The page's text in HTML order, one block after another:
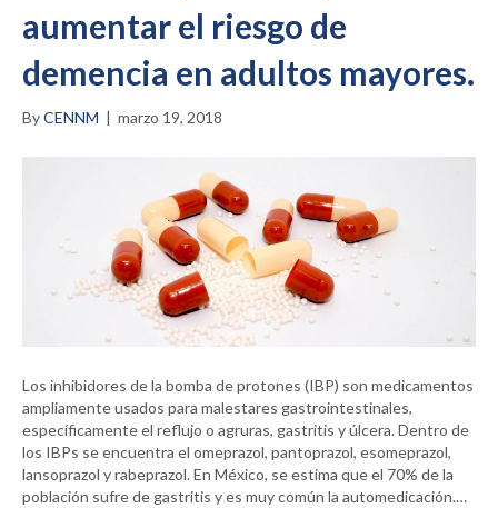
aumentar el riesgo de
demencia en adultos mayores.
ByCENNM | marzo 19, 2018
Los inhibidores de la bomba de protones (IBP) son medicamentos
ampliamente usados para malestares gastrointestinales,
específicamente el reflujo o agruras, gastritis y úlcera. Dentro de
los IBPs se encuentra el omeprazol, pantoprazol, esomeprazol,
lansoprazol y rabeprazol. En México, se estima que el 70% de la
población sufre de gastritis y es muy común la automedicación.…